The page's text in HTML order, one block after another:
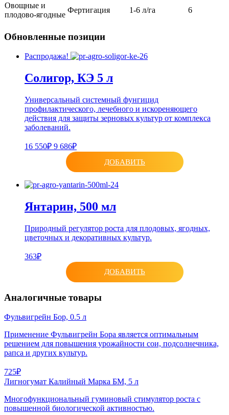
Овощные и
плодово-ягодные
Фертигация 1-6 л/га 6
Обновленные позиции
Распродажа!
Солигор, КЭ 5 л
Универсальный системный фунгицид
профилактического, лечебного и искореняющего
действия для защиты зерновых культур от комплекса
заболеваний.
16 550₽ 9 686₽
ДОБАВИТЬ
Янтарин, 500 мл
Природный регулятор роста для плодовых, ягодных,
цветочных и декоративных культур.
363₽
ДОБАВИТЬ
Аналогичные товары
Фульвигрейн Бор, 0.5 л
Применение Фульвигрейн Бора является оптимальным
решением для повышения урожайности сои, подсолнечника,
рапса и других культур.
725₽
Лигногумат Калийный Марка БМ, 5 л
Многофункциональный гуминовый стимулятор роста с
повышенной биологической активностью.